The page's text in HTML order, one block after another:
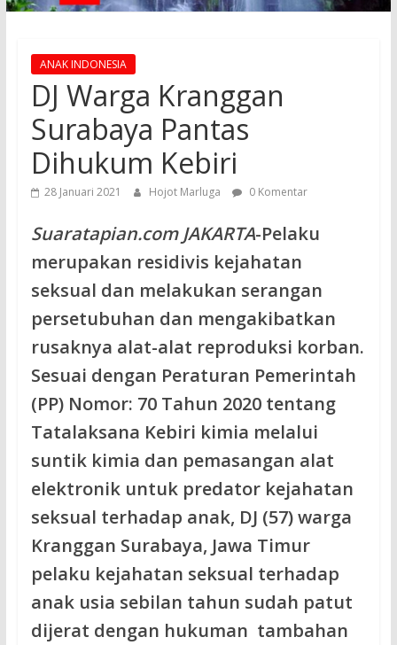
ANAK INDONESIA
DJ Warga Kranggan
Surabaya Pantas
Dihukum Kebiri
28 Januari 2021 Hojot Marluga 0 Komentar
Suaratapian.com JAKARTA-Pelaku
merupakan residivis kejahatan
seksual dan melakukan serangan
persetubuhan dan mengakibatkan
rusaknya alat-alat reproduksi korban.
Sesuai dengan Peraturan Pemerintah
(PP) Nomor: 70 Tahun 2020 tentang
Tatalaksana Kebiri kimia melalui
suntik kimia dan pemasangan alat
elektronik untuk predator kejahatan
seksual terhadap anak, DJ (57) warga
Kranggan Surabaya, Jawa Timur
pelaku kejahatan seksual terhadap
anak usia sebilan tahun sudah patut
dijerat dengan hukuman tambahan